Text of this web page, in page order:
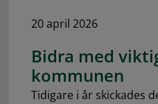
20 april 2026
Bidra med
kommunen
Tidigare i år skickades